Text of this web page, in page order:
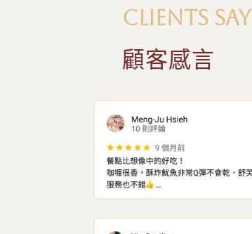
CLIENTS SAY
顧客感言